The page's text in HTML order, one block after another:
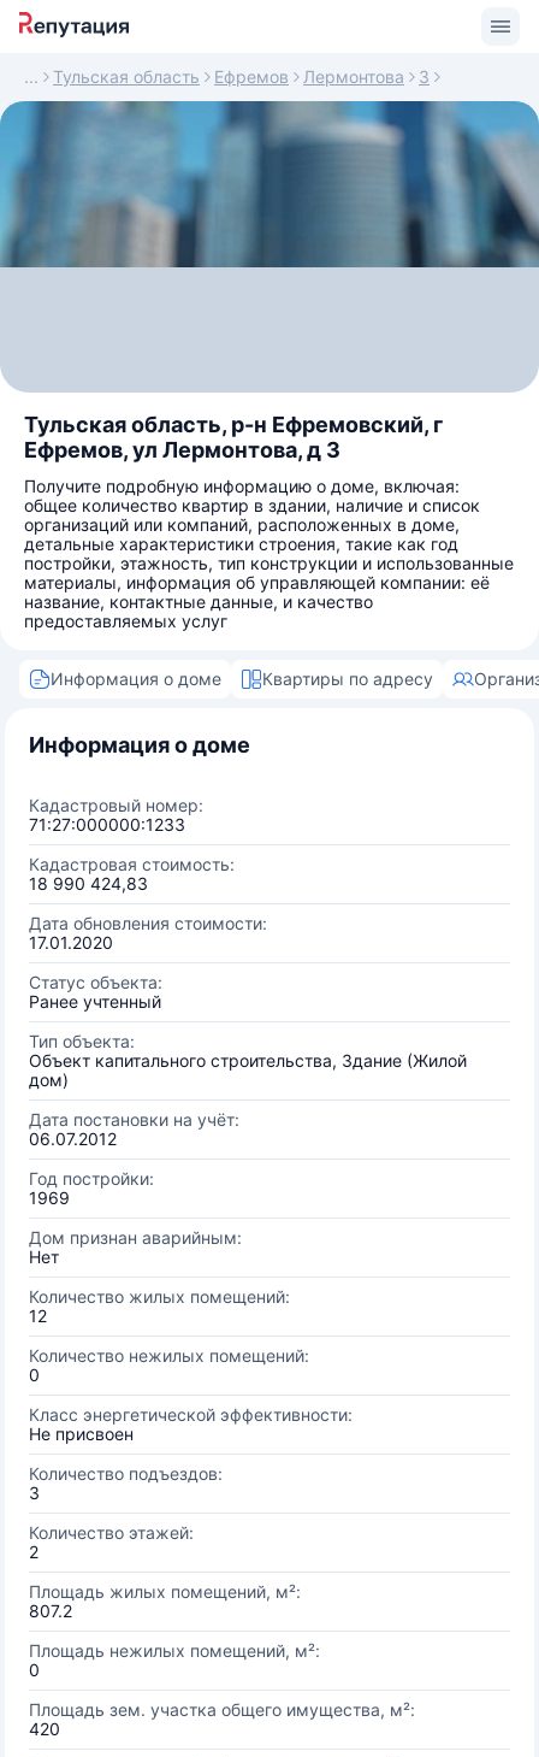
Тульская область Ефремов Лермонтова 3
Тульская область, р-н Ефремовский, г
Ефремов, ул Лермонтова, д 3
Получите подробную информацию о доме, включая:
общее количество квартир в здании, наличие и список
организаций или компаний, расположенных в доме,
детальные характеристики строения, такие как год
постройки, этажность, тип конструкции и использованные
материалы, информация об управляющей компании: её
название, контактные данные, и качество
предоставляемых услуг
Информация о доме Квартиры по адресу
Информация о доме
Кадастровый номер:
71:27:000000:1233
Кадастровая стоимость:
18 990 424,83
Дата обновления стоимости:
17.01.2020
Статус объекта:
Ранее учтенный
Тип объекта:
Объект капитального строительства, Здание (Жилой
дом)
Дата постановки на учёт:
06.07.2012
Год постройки:
1969
Дом признан аварийным:
Нет
Количество жилых помещений:
12
Количество нежилых помещений:
0
Класс энергетической эффективности:
Не присвоен
Количество подъездов:
3
Количество этажей:
2
Площадь жилых помещений, м²:
807.2
Площадь нежилых помещений, м²:
0
Площадь зем. участка общего имущества, м²:
420